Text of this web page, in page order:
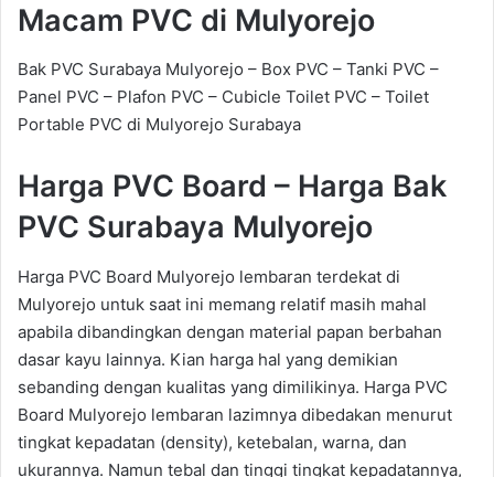
Macam PVC di Mulyorejo
Bak PVC Surabaya Mulyorejo – Box PVC – Tanki PVC –
Panel PVC – Plafon PVC – Cubicle Toilet PVC – Toilet
Portable PVC di Mulyorejo Surabaya
Harga PVC Board – Harga Bak
PVC Surabaya Mulyorejo
Harga PVC Board Mulyorejo lembaran terdekat di
Mulyorejo untuk saat ini memang relatif masih mahal
apabila dibandingkan dengan material papan berbahan
dasar kayu lainnya. Kian harga hal yang demikian
sebanding dengan kualitas yang dimilikinya. Harga PVC
Board Mulyorejo lembaran lazimnya dibedakan menurut
tingkat kepadatan (density), ketebalan, warna, dan
ukurannya. Namun tebal dan tinggi tingkat kepadatannya,